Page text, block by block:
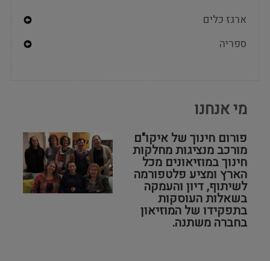
ארגז כלים
Expand
Secondary
ספריה
מי אנחנו
פורום חינוך של איקו"ם
מורכב מנציגות מחלקות
חינוך במוזיאונים מכל
הארץ ומציע פלטפורמה
לשיתוף, דיון והעמקה
בשאלות העוסקות
בתפקידו של המוזיאון
בחברה משתנה.